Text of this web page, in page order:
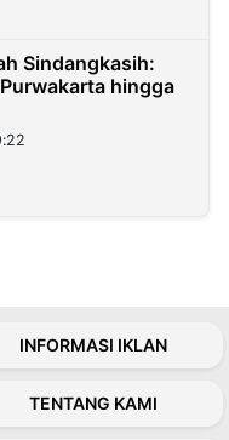
Sindangkasih:
hingga
INFORMASI IKLAN
TENTANG KAMI